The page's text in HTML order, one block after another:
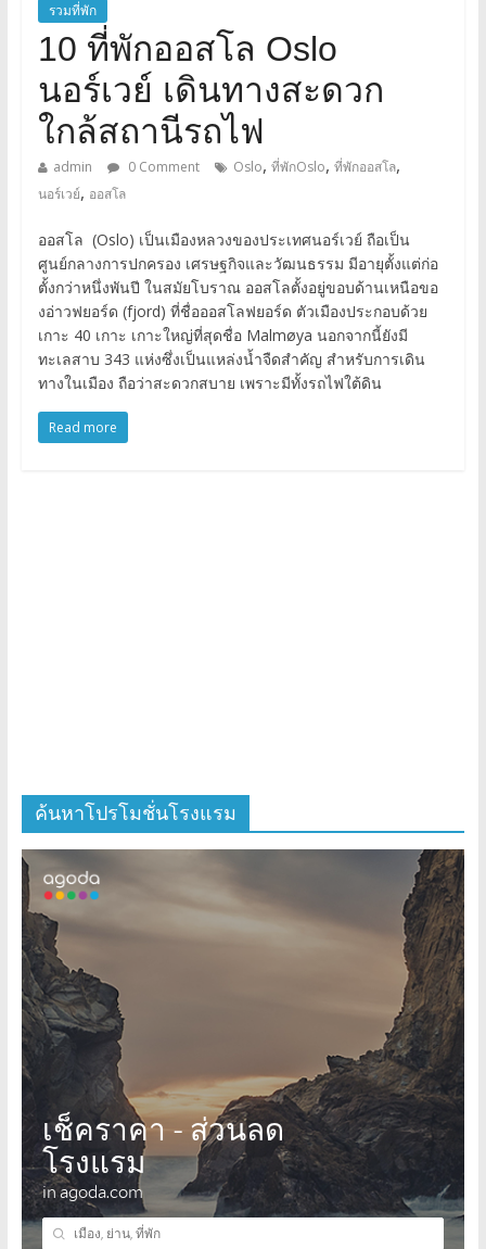
รวมที่พัก
10 ที่พักออสโล Oslo
นอร์เวย์ เดินทางสะดวก
ใกล้สถานีรถไฟ
admin 0 Comment Oslo, ที่พักOslo, ที่พักออสโล,
นอร์เวย์, ออสโล
ออสโล (Oslo) เป็นเมืองหลวงของประเทศนอร์เวย์ ถือเป็น
ศูนย์กลางการปกครอง เศรษฐกิจและวัฒนธรรม มีอายุตั้งแต่ก่อ
ตั้งกว่าหนึ่งพันปี ในสมัยโบราณ ออสโลตั้งอยู่ขอบด้านเหนือขอ
งอ่าวฟยอร์ด (fjord) ที่ชื่อออสโลฟยอร์ด ตัวเมืองประกอบด้วย
เกาะ 40 เกาะ เกาะใหญ่ที่สุดชื่อ Malmøya นอกจากนี้ยังมี
ทะเลสาบ 343 แห่งซึ่งเป็นแหล่งน้ำจืดสำคัญ สำหรับการเดิน
ทางในเมือง ถือว่าสะดวกสบาย เพราะมีทั้งรถไฟใต้ดิน
Read more
ค้นหาโปรโมชั่นโรงแรม